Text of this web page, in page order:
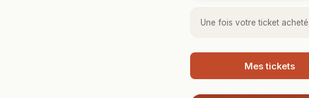
Une fois votre ticket
Mes tickets